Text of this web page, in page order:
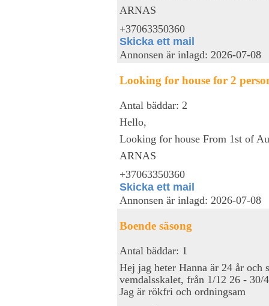
ARNAS
+37063350360
Skicka ett mail
Annonsen är inlagd: 2026-07-08
Looking for house for 2
Antal bäddar: 2
Hello,
Looking for house From 1st of
ARNAS
+37063350360
Skicka ett mail
Annonsen är inlagd: 2026-07-08
Boende säsong
Antal bäddar: 1
Hej jag heter Hanna är 24 år och
vemdalsskalet, från 1/12 26 - 30/
Jag är rökfri och ordningsam